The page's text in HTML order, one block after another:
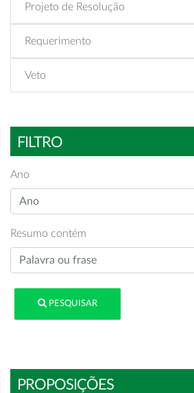
Projeto de Resolução
Requerimento
Veto
FILTRO
Ano
Resumo contém
PESQUISAR
PROPOSIÇÕES